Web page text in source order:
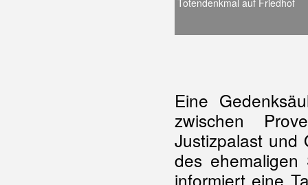
Totendenkmal auf Friedhof
Eine
zwischen
Justizpalast und
des
informiert eine